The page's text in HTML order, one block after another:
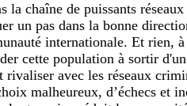
chaîne de puissants
un pas dans la bonne
internationale. Et rien,
cette population à sortir
rivaliser avec les réseaux
malheureux, d’échecs et